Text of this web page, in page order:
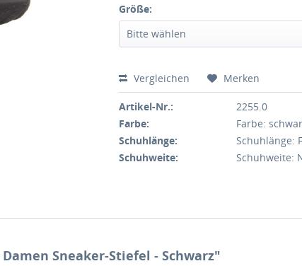
Größe:
Vergleichen Merken
Artikel-Nr.:
2255.0
Farbe:
Farbe:
Schuhlänge:
Schuhlänge:
Schuhweite:
Schuhweite:
Sneaker-Stiefel - Schwarz"